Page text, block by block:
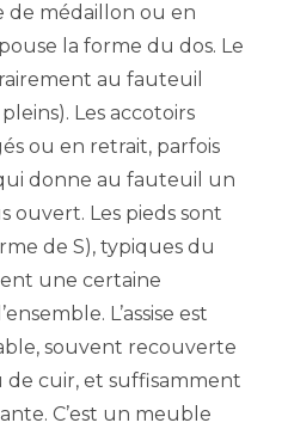
de médaillon ou en
la forme du dos. Le
au fauteuil
Les accotoirs
ou en retrait, parfois
donne au fauteuil un
ouvert. Les pieds sont
de S), typiques du
une certaine
L’assise est
souvent recouverte
de cuir, et suffisamment
C’est un meuble